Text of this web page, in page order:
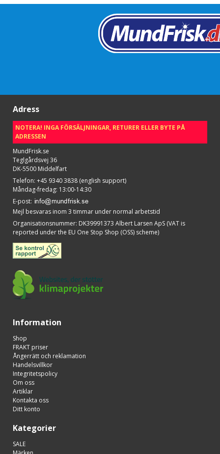
Adress
NOTERA! INGA FÖRSÄLJNINGAR, RETURER ELLER BYTE PÅ
ADRESSEN
MundFrisk.se
Teglgårdsvej 36
DK-5500 Middelfart
Telefon: +45 9340 3838 (english support)
Måndag-fredag: 13:00-14:30
E-post:
Mejl besvaras inom 3 timmar under normal arbetstid
Organisationsnummer: DK39991373 Albert Larsen ApS (VAT is
reported under the EU One Stop Shop (OSS) scheme)
Information
Shop
FRAKT priser
Ångerrätt och reklamation
Handelsvillkor
Integritetspolicy
Om oss
Artiklar
Kontakta oss
Ditt konto
Kategorier
SALE